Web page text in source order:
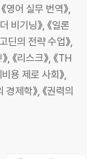
영어 실무 번역》,
비기닝》, 《일론
고딘의 전략 수업》,
, 《리스크》, 《TH
용 제로 사회》,
경제학》, 《권력의